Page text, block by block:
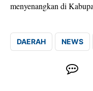
menyenangkan di
DAERAH NEWS